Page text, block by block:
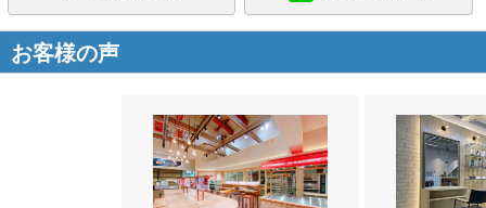
お客様の声